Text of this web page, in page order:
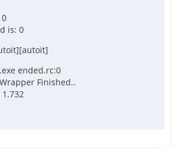
is: 0
ended.rc:0
Finished..